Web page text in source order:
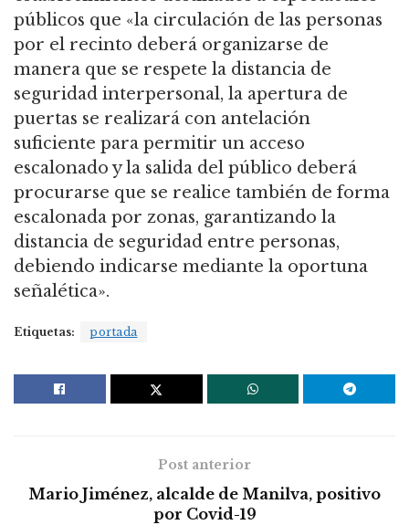
públicos que «la circulación de las personas
por el recinto deberá organizarse de
manera que se respete la distancia de
seguridad interpersonal, la apertura de
puertas se realizará con antelación
suficiente para permitir un acceso
escalonado y la salida del público deberá
procurarse que se realice también de forma
escalonada por zonas, garantizando la
distancia de seguridad entre personas,
debiendo indicarse mediante la oportuna
señalética».
Etiquetas: portada
Post anterior
Mario Jiménez, alcalde de Manilva, positivo
por Covid-19